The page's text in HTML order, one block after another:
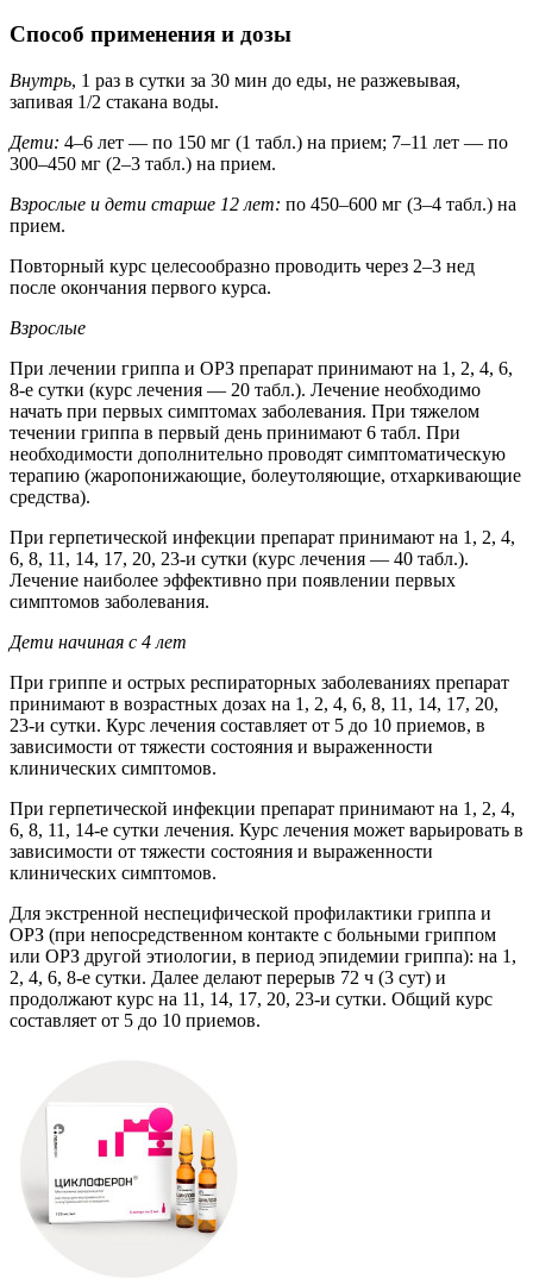
Способ применения и дозы
Внутрь, 1 раз в сутки за 30 мин до еды, не разжевывая,
запивая 1/2 стакана воды.
Дети: 4–6 лет — по 150 мг (1 табл.) на прием; 7–11 лет — по
300–450 мг (2–3 табл.) на прием.
Взрослые и дети старше 12 лет: по 450–600 мг (3–4 табл.) на
прием.
Повторный курс целесообразно проводить через 2–3 нед
после окончания первого курса.
Взрослые
При лечении гриппа и ОРЗ препарат принимают на 1, 2, 4, 6,
8-е сутки (курс лечения — 20 табл.). Лечение необходимо
начать при первых симптомах заболевания. При тяжелом
течении гриппа в первый день принимают 6 табл. При
необходимости дополнительно проводят симптоматическую
терапию (жаропонижающие, болеутоляющие, отхаркивающие
средства).
При герпетической инфекции препарат принимают на 1, 2, 4,
6, 8, 11, 14, 17, 20, 23-и сутки (курс лечения — 40 табл.).
Лечение наиболее эффективно при появлении первых
симптомов заболевания.
Дети начиная с 4 лет
При гриппе и острых респираторных заболеваниях препарат
принимают в возрастных дозах на 1, 2, 4, 6, 8, 11, 14, 17, 20,
23-и сутки. Курс лечения составляет от 5 до 10 приемов, в
зависимости от тяжести состояния и выраженности
клинических симптомов.
При герпетической инфекции препарат принимают на 1, 2, 4,
6, 8, 11, 14-е сутки лечения. Курс лечения может варьировать в
зависимости от тяжести состояния и выраженности
клинических симптомов.
Для экстренной неспецифической профилактики гриппа и
ОРЗ (при непосредственном контакте с больными гриппом
или ОРЗ другой этиологии, в период эпидемии гриппа): на 1,
2, 4, 6, 8-е сутки. Далее делают перерыв 72 ч (3 сут) и
продолжают курс на 11, 14, 17, 20, 23-и сутки. Общий курс
составляет от 5 до 10 приемов.